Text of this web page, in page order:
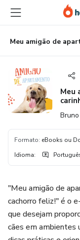
para
conteúdo
principal
para
pagamento
para
rodapé
Meu
Formato: eBooks ou
Idioma:
"Meu amigão de
cachorro feliz!" é o
que desejam
cães em ambientes